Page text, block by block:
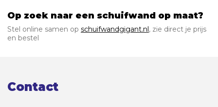
Op zoek naar een schuifwand op maat?
Stel online samen op schuifwandgigant.nl, zie direct je prijs
en bestel
Contact